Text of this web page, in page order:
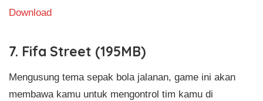
Download
7. Fifa Street (195MB)
Mengusung tema sepak bola jalanan, game ini akan
membawa kamu untuk mengontrol tim kamu di